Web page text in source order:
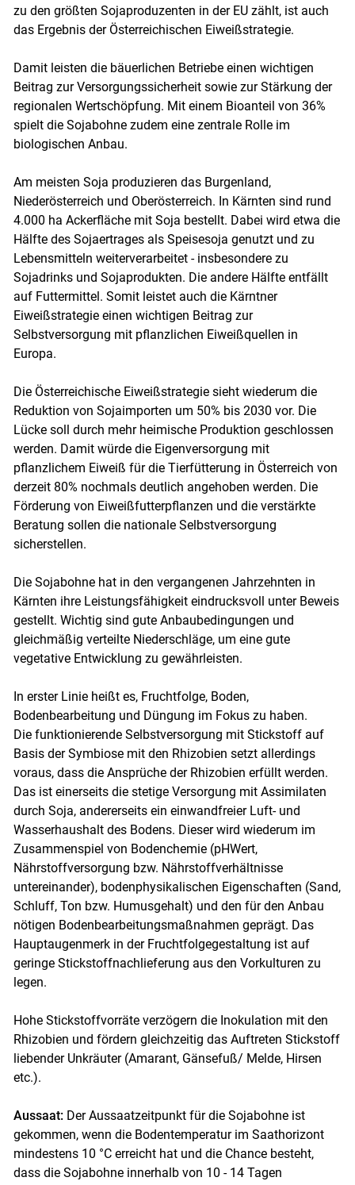
zu den größten Sojaproduzenten in der EU zählt, ist auch
das Ergebnis der Österreichischen Eiweißstrategie.
Damit leisten die bäuerlichen Betriebe einen wichtigen
Beitrag zur Versorgungssicherheit sowie zur Stärkung der
regionalen Wertschöpfung. Mit einem Bioanteil von 36%
spielt die Sojabohne zudem eine zentrale Rolle im
biologischen Anbau.
Am meisten Soja produzieren das Burgenland,
Niederösterreich und Oberösterreich. In Kärnten sind rund
4.000 ha Ackerfläche mit Soja bestellt. Dabei wird etwa die
Hälfte des Sojaertrages als Speisesoja genutzt und zu
Lebensmitteln weiterverarbeitet - insbesondere zu
Sojadrinks und Sojaprodukten. Die andere Hälfte entfällt
auf Futtermittel. Somit leistet auch die Kärntner
Eiweißstrategie einen wichtigen Beitrag zur
Selbstversorgung mit pflanzlichen Eiweißquellen in
Europa.
Die Österreichische Eiweißstrategie sieht wiederum die
Reduktion von Sojaimporten um 50% bis 2030 vor. Die
Lücke soll durch mehr heimische Produktion geschlossen
werden. Damit würde die Eigenversorgung mit
pflanzlichem Eiweiß für die Tierfütterung in Österreich von
derzeit 80% nochmals deutlich angehoben werden. Die
Förderung von Eiweißfutterpflanzen und die verstärkte
Beratung sollen die nationale Selbstversorgung
sicherstellen.
Die Sojabohne hat in den vergangenen Jahrzehnten in
Kärnten ihre Leistungsfähigkeit eindrucksvoll unter Beweis
gestellt. Wichtig sind gute Anbaubedingungen und
gleichmäßig verteilte Niederschläge, um eine gute
vegetative Entwicklung zu gewährleisten.
In erster Linie heißt es, Fruchtfolge, Boden,
Bodenbearbeitung und Düngung im Fokus zu haben.
Die funktionierende Selbstversorgung mit Stickstoff auf
Basis der Symbiose mit den Rhizobien setzt allerdings
voraus, dass die Ansprüche der Rhizobien erfüllt werden.
Das ist einerseits die stetige Versorgung mit Assimilaten
durch Soja, andererseits ein einwandfreier Luft- und
Wasserhaushalt des Bodens. Dieser wird wiederum im
Zusammenspiel von Bodenchemie (pHWert,
Nährstoffversorgung bzw. Nährstoffverhältnisse
untereinander), bodenphysikalischen Eigenschaften (Sand,
Schluff, Ton bzw. Humusgehalt) und den für den Anbau
nötigen Bodenbearbeitungsmaßnahmen geprägt. Das
Hauptaugenmerk in der Fruchtfolgegestaltung ist auf
geringe Stickstoffnachlieferung aus den Vorkulturen zu
legen.
Hohe Stickstoffvorräte verzögern die Inokulation mit den
Rhizobien und fördern gleichzeitig das Auftreten Stickstoff
liebender Unkräuter (Amarant, Gänsefuß/ Melde, Hirsen
etc.).
Aussaat: Der Aussaatzeitpunkt für die Sojabohne ist
gekommen, wenn die Bodentemperatur im Saathorizont
mindestens 10 °C erreicht hat und die Chance besteht,
dass die Sojabohne innerhalb von 10 - 14 Tagen